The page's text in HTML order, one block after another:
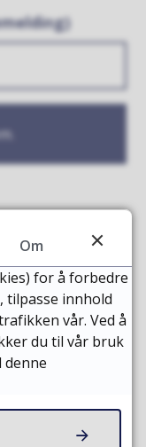
Om
for å forbedre
tilpasse innhold
vår. Ved å
du til vår bruk